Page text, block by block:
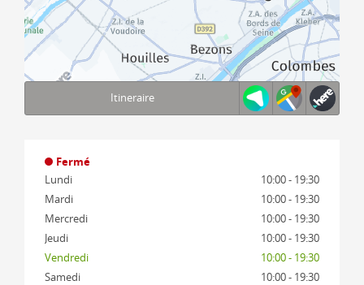
© 1987–2026 HERE, IGN
Itineraire
Fermé
Lundi
10:00 - 19:30
Mardi
10:00 - 19:30
Mercredi
10:00 - 19:30
Jeudi
10:00 - 19:30
Vendredi
10:00 - 19:30
Samedi
10:00 - 19:30